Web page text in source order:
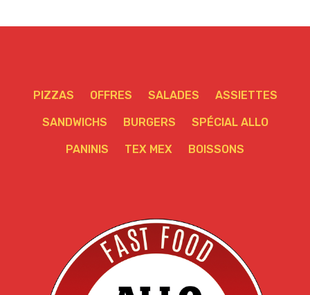
PIZZAS OFFRES SALADES ASSIETTES
SANDWICHS BURGERS SPÉCIAL ALLO
PANINIS TEX MEX BOISSONS